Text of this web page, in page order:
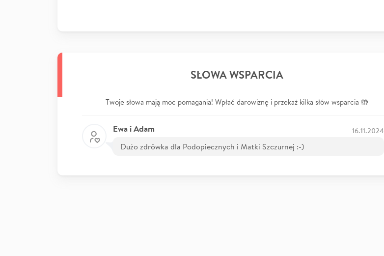
SŁOWA WSPARCIA
Twoje słowa mają moc pomagania! Wpłać darowiznę i przekaż kilka słów wsparcia 🤲
Ewa i Adam 16.11.2024
Dużo zdrówka dla Podopiecznych i Matki Szczurnej :-)